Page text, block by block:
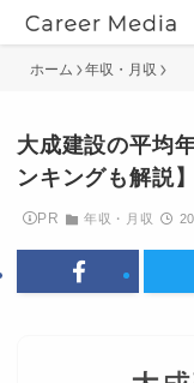
ホーム 年収・月収
大成建設の平均
ンキングも解説】
PR 年収・月収